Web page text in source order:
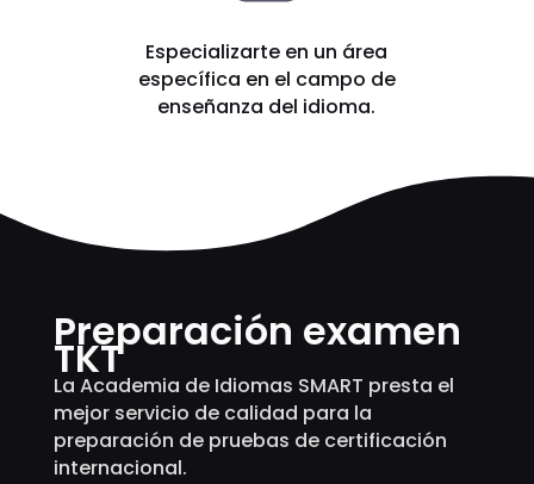
Especializarte en un área
específica en el campo de
enseñanza del idioma.
Preparación examen
TKT
La Academia de Idiomas SMART presta el
mejor servicio de calidad para la
preparación de pruebas de certificación
internacional.